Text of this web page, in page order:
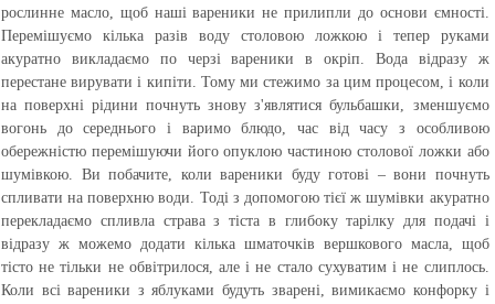
рослинне масло, щоб наші вареники не прилипли до основи ємності.
Перемішуємо кілька разів воду столовою ложкою і тепер руками
акуратно викладаємо по черзі вареники в окріп. Вода відразу ж
перестане вирувати і кипіти. Тому ми стежимо за цим процесом, і коли
на поверхні рідини почнуть знову з'являтися бульбашки, зменшуємо
вогонь до середнього і варимо блюдо, час від часу з особливою
обережністю перемішуючи його опуклою частиною столової ложки або
шумівкою. Ви побачите, коли вареники буду готові – вони почнуть
спливати на поверхню води. Тоді з допомогою тієї ж шумівки акуратно
перекладаємо спливла страва з тіста в глибоку тарілку для подачі і
відразу ж можемо додати кілька шматочків вершкового масла, щоб
тісто не тільки не обвітрилося, але і не стало сухуватим і не слиплось.
Коли всі вареники з яблуками будуть зварені, вимикаємо конфорку і